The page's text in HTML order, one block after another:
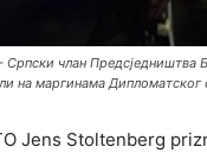
члан Предсједништва
на маргинама Дипломатског
Jens Stoltenberg